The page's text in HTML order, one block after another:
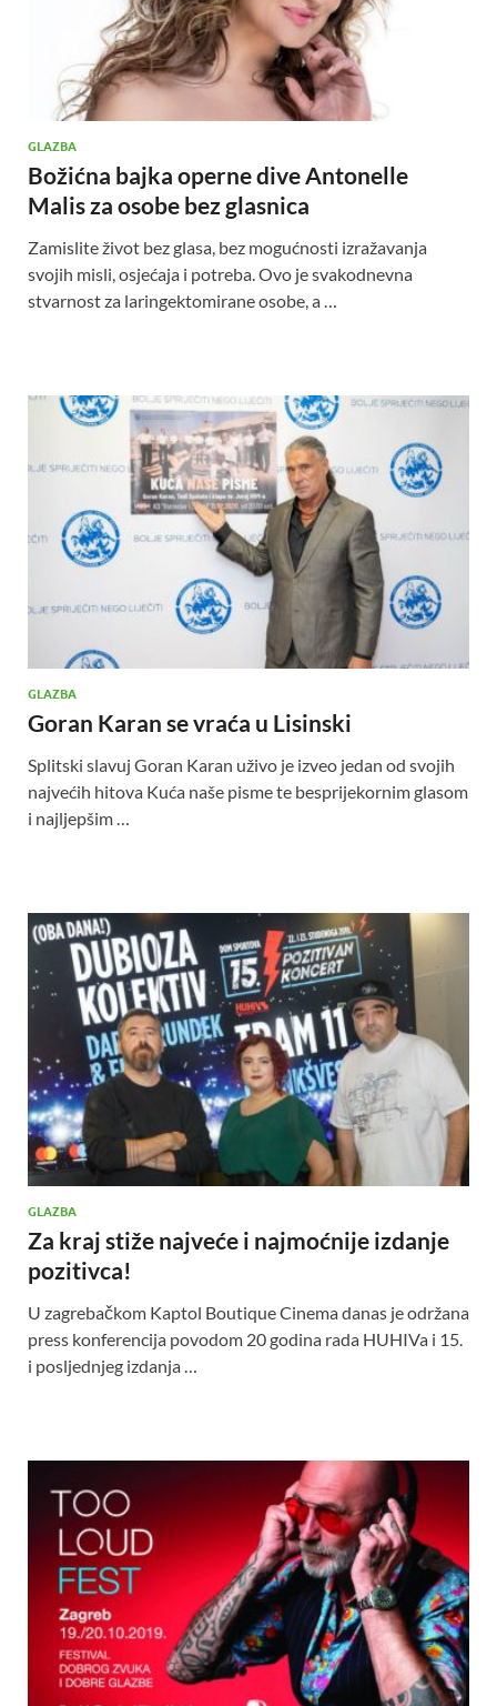
GLAZBA
Božićna bajka operne dive Antonelle
Malis za osobe bez glasnica
Zamislite život bez glasa, bez mogućnosti izražavanja
svojih misli, osjećaja i potreba. Ovo je svakodnevna
stvarnost za laringektomirane osobe, a …
GLAZBA
Goran Karan se vraća u Lisinski
Splitski slavuj Goran Karan uživo je izveo jedan od svojih
najvećih hitova Kuća naše pisme te besprijekornim glasom
i najljepšim …
GLAZBA
Za kraj stiže najveće i najmoćnije izdanje
pozitivca!
U zagrebačkom Kaptol Boutique Cinema danas je održana
press konferencija povodom 20 godina rada HUHIVa i 15.
i posljednjeg izdanja …